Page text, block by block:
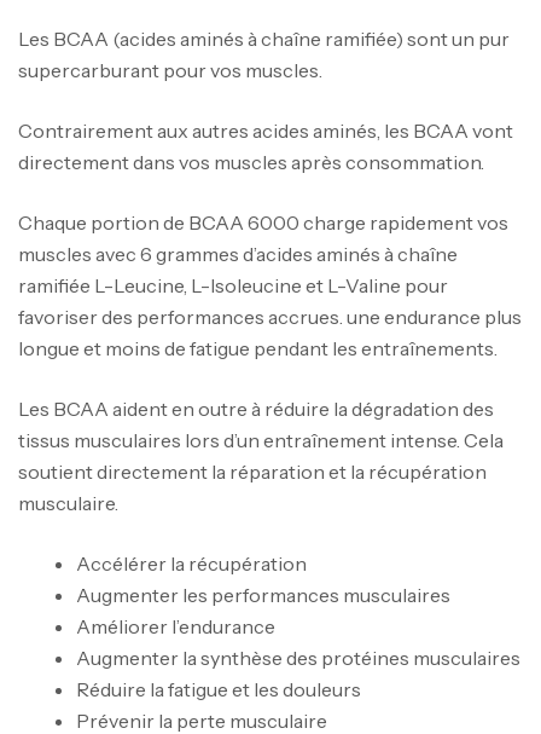
Les BCAA (acides aminés à chaîne ramifiée) sont un pur
supercarburant pour vos muscles.
Contrairement aux autres acides aminés, les BCAA vont
directement dans vos muscles après consommation.
Chaque portion de BCAA 6000 charge rapidement vos
muscles avec 6 grammes d’acides aminés à chaîne
ramifiée L-Leucine, L-Isoleucine et L-Valine pour
favoriser des performances accrues. une endurance plus
longue et moins de fatigue pendant les entraînements.
Les BCAA aident en outre à réduire la dégradation des
tissus musculaires lors d’un entraînement intense. Cela
soutient directement la réparation et la récupération
musculaire.
Accélérer la récupération
Augmenter les performances musculaires
Améliorer l’endurance
Augmenter la synthèse des protéines musculaires
Réduire la fatigue et les douleurs
Prévenir la perte musculaire
Mega Creatine CREAPURE – 306 Gr –
Biotech USA
100% Pure Whey – 2,27kg – BIOTECHUSA
Omega 3 – 100 Gélules – Scitec Nutrition
Autres
د.ت84